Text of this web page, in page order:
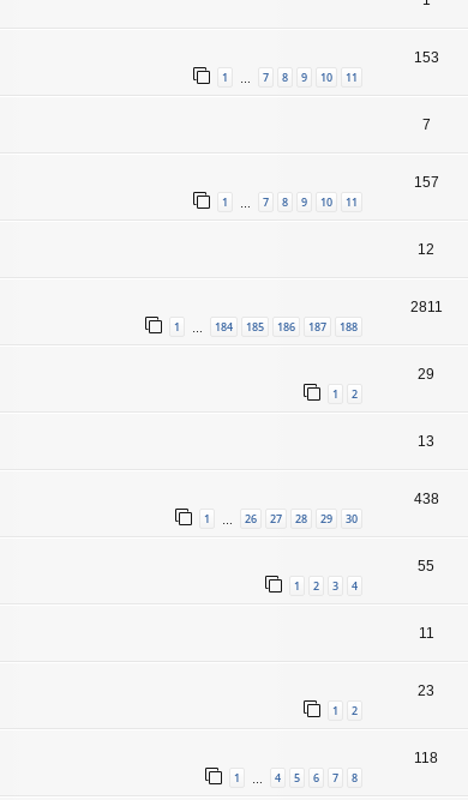
1 7 8 9 10 11
153
7
1 7 8 9 10 11
157
12
1 184 185 186 187 188
2811
1 2
29
13
1 … 26 27 28 29 30
438
1 2 3 4
55
11
1 2
23
1 … 4 5 6 7 8
118